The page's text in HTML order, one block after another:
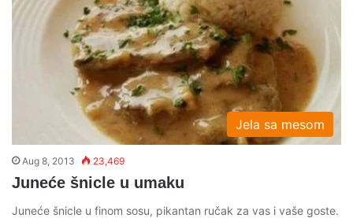
Jela sa mesom
Aug 8, 2013 23,469
Juneće šnicle u umaku
Juneće šnicle u finom sosu, pikantan ručak za vas i vaše goste.